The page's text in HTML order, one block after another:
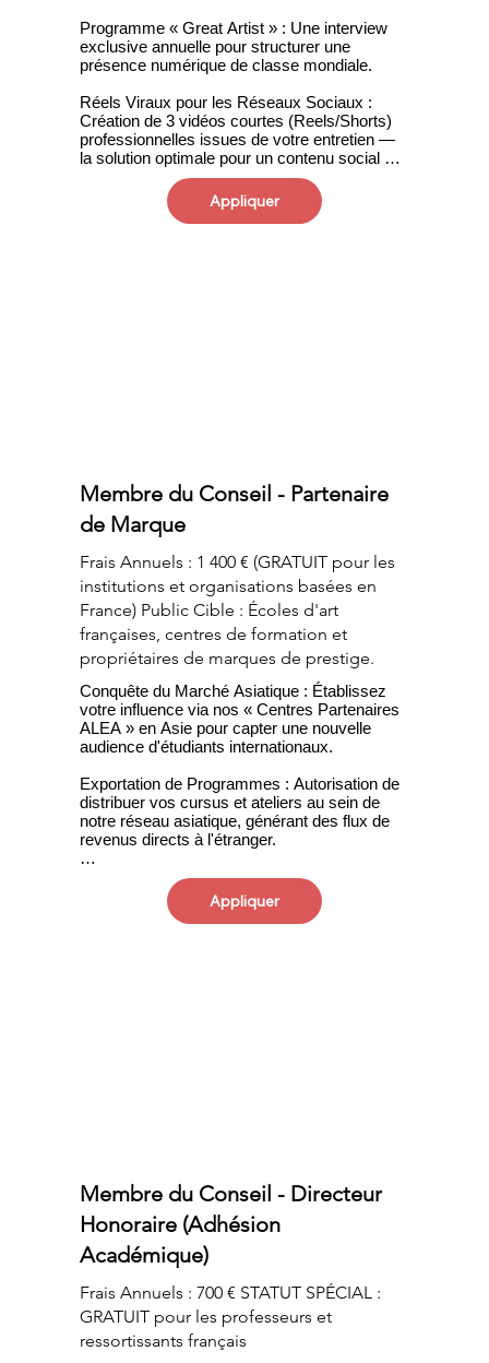
Programme « Great Artist » : Une interview
exclusive annuelle pour structurer une
présence numérique de classe mondiale.
Réels Viraux pour les Réseaux Sociaux :
Création de 3 vidéos courtes (Reels/Shorts)
professionnelles issues de votre entretien —
la solution optimale pour un contenu social de
haute distinction.
Exposition en Réseau Physique : Diffusion de
Accès Prioritaire : Accès de premier rang aux
stages internationaux, aux programmes
d'études supérieures officiels.
Appliquer
Membre du Conseil - Partenaire
de Marque
Frais Annuels : 1 400 € (GRATUIT pour les
institutions et organisations basées en
France) Public Cible : Écoles d'art
françaises, centres de formation et
propriétaires de marques de prestige.
Conquête du Marché Asiatique : Établissez
votre influence via nos « Centres Partenaires
ALEA » en Asie pour capter une nouvelle
audience d'étudiants internationaux.
Exportation de Programmes : Autorisation de
distribuer vos cursus et ateliers au sein de
notre réseau asiatique, générant des flux de
revenus directs à l'étranger.
Branding Média en Extrême-Orient :
Publication d'interviews et de podcasts sur
nos plateformes asiatiques pour bâtir votre
Appliquer
Membre du Conseil - Directeur
Honoraire (Adhésion
Académique)
Frais Annuels : 700 € STATUT SPÉCIAL :
GRATUIT pour les professeurs et
ressortissants français